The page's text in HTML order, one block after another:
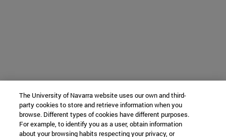
The University of Navarra website uses our own and third-
party cookies to store and retrieve information when you
browse. Different types of cookies have different purposes.
For example, to identify you as a user, obtain information
about your browsing habits respecting your privacy, or